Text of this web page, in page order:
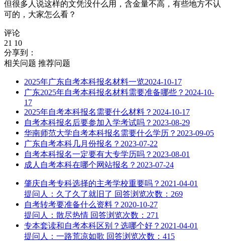
但很多人说这样的文凭没什么用，含金量不高，有些地方不认
可的，大家怎么看？
评论
21 10
分享到：
相关问题 推荐问题
2025年广东自考本科报名材料一览2024-10-17
广东2025年自考本科报名材料需要准备哪些？ 2024-10-
17
2025年自考本科报名需要什么材料？ 2024-10-17
自考本科报名后要参加入学考试吗？ 2023-08-29
华南师范大学自考本科报名需要什么学历？ 2023-09-05
广东自考本科几月份报名？ 2023-07-22
自考本科报名一定要有大专学历吗？ 2023-08-01
成人自考本科在哪个网站报名？ 2023-07-24
肇庆自考专科选择的主考学校重要吗？ 2021-04-01
提问人：久了久了就旧了 回答浏览次数：269
自考转考要准备什么资料？ 2020-10-27
提问人：散尽热情 回答浏览次数：271
专本套读和自考本科区别？选哪个好？ 2021-04-01
提问人：一路荒凉如歌 回答浏览次数：415